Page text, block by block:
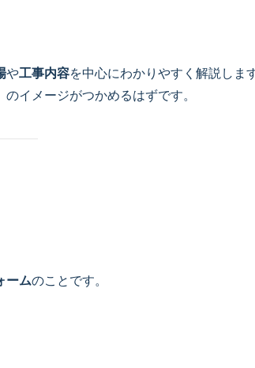
や工事内容を中心にわかりやすく解説します
イメージがつかめるはずです。
ームのことです。